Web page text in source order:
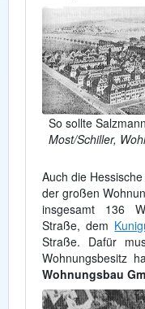
So sollte
Most/Schiller,
Auch die
der großen
insgesamt 136
Straße, dem
Straße. Dafür
Wohnungsbesitz
Wohnungsbau